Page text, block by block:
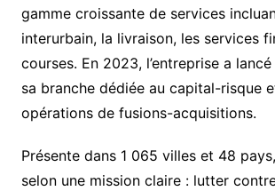
gamme croissante de services
interurbain, la livraison, les services
courses. En 2023, l’entreprise a
sa branche dédiée au capital-risque
opérations de fusions-acquisitions.
Présente dans 1 065 villes et 48
selon une mission claire : lutter